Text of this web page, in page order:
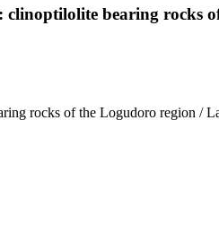
bearing rocks
rocks of the Logudoro region